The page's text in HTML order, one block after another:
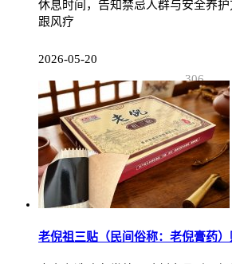
休息时间，告知禁忌人群与安全养
跟风疗
2026-05-20
306
老倪祖三贴（民间俗称：老倪膏药